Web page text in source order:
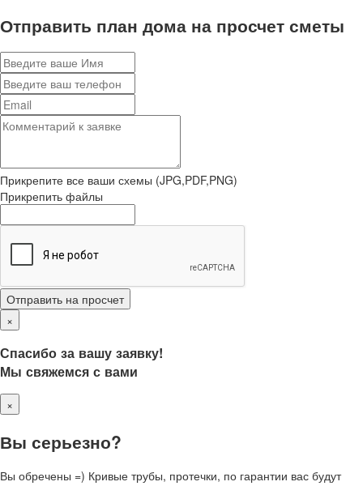
Отправить план дома на просчет сметы
Прикрепите все ваши схемы (JPG,PDF,PNG)
Прикрепить файлы
Отправить на просчет
×
Спасибо за вашу заявку!
Мы свяжемся с вами
×
Вы серьезно?
Вы обречены =) Кривые трубы, протечки, по гарантии вас будут